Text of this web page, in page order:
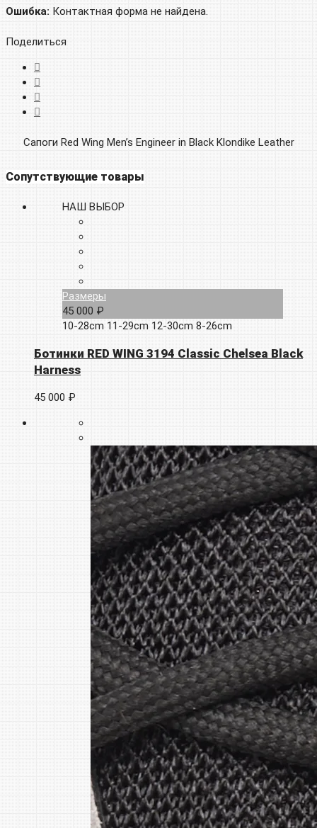
Ошибка: Контактная форма не найдена.
Поделиться
Сапоги Red Wing Men’s Engineer in Black Klondike Leather
Сопутствующие товары
НАШ ВЫБОР
Размеры
45 000 ₽
10-28cm 11-29cm 12-30cm 8-26cm
Ботинки RED WING 3194 Classic Chelsea Black
Harness
45 000 ₽